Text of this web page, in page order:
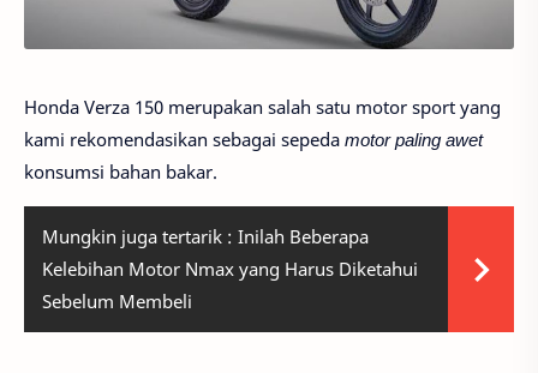
Honda Verza 150 merupakan salah satu motor sport yang
kami rekomendasikan sebagai sepeda motor paling awet
konsumsi bahan bakar.
Mungkin juga tertarik : Inilah Beberapa
Kelebihan Motor Nmax yang Harus Diketahui
Sebelum Membeli